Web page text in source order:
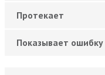
Протекает
Показывает ошибку